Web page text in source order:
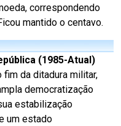
correspondendo
mantido o centavo.
(1985-Atual)
da ditadura militar,
democratização
estabilização
um estado